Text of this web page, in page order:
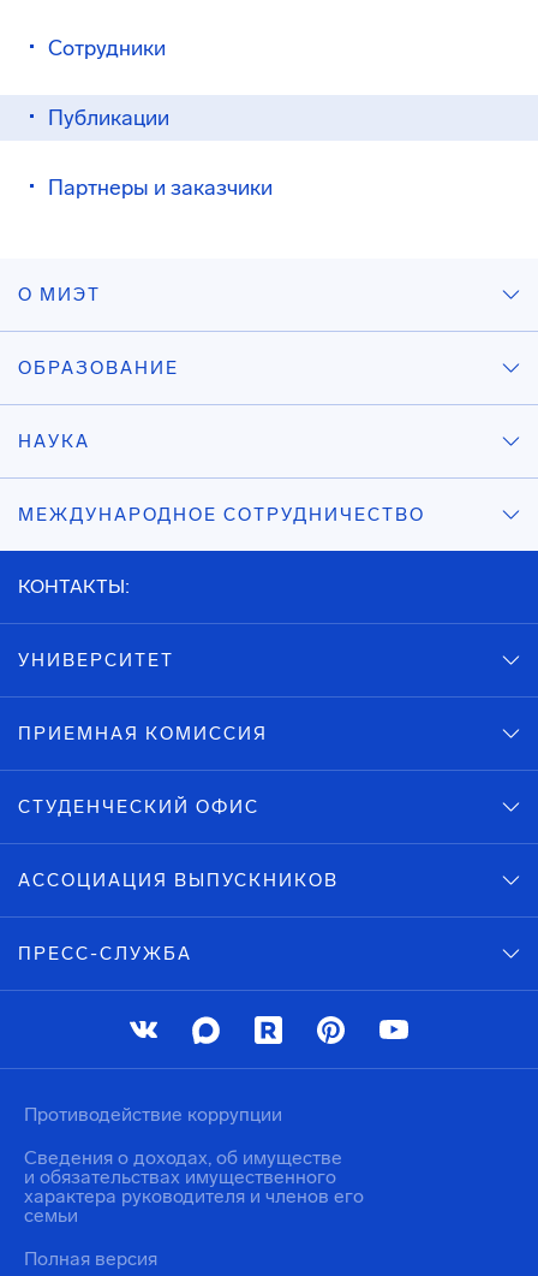
Сотрудники
Публикации
Партнеры и заказчики
О МИЭТ
ОБРАЗОВАНИЕ
НАУКА
МЕЖДУНАРОДНОЕ СОТРУДНИЧЕСТВО
КОНТАКТЫ:
УНИВЕРСИТЕТ
ПРИЕМНАЯ КОМИССИЯ
СТУДЕНЧЕСКИЙ ОФИС
АССОЦИАЦИЯ ВЫПУСКНИКОВ
ПРЕСС-СЛУЖБА
Противодействие коррупции
Сведения о доходах, об имуществе
и обязательствах имущественного
характера руководителя и членов его
семьи
Полная версия